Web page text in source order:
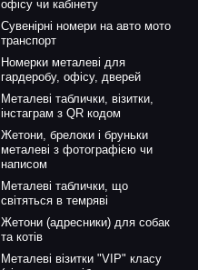
офісу чи кабінету
Сувенірні номери на авто мото
транспорт
Номерки металеві для
гардеробу, офісу, дверей
Металеві таблички, візитки,
інстаграм з QR кодом
Жетони, брелоки і бруньки
металеві з фотографією чи
написом
Металеві таблички, що
світяться в темряві
Жетони (адресники) для собак
та котів
Металеві візитки "VIP" класу